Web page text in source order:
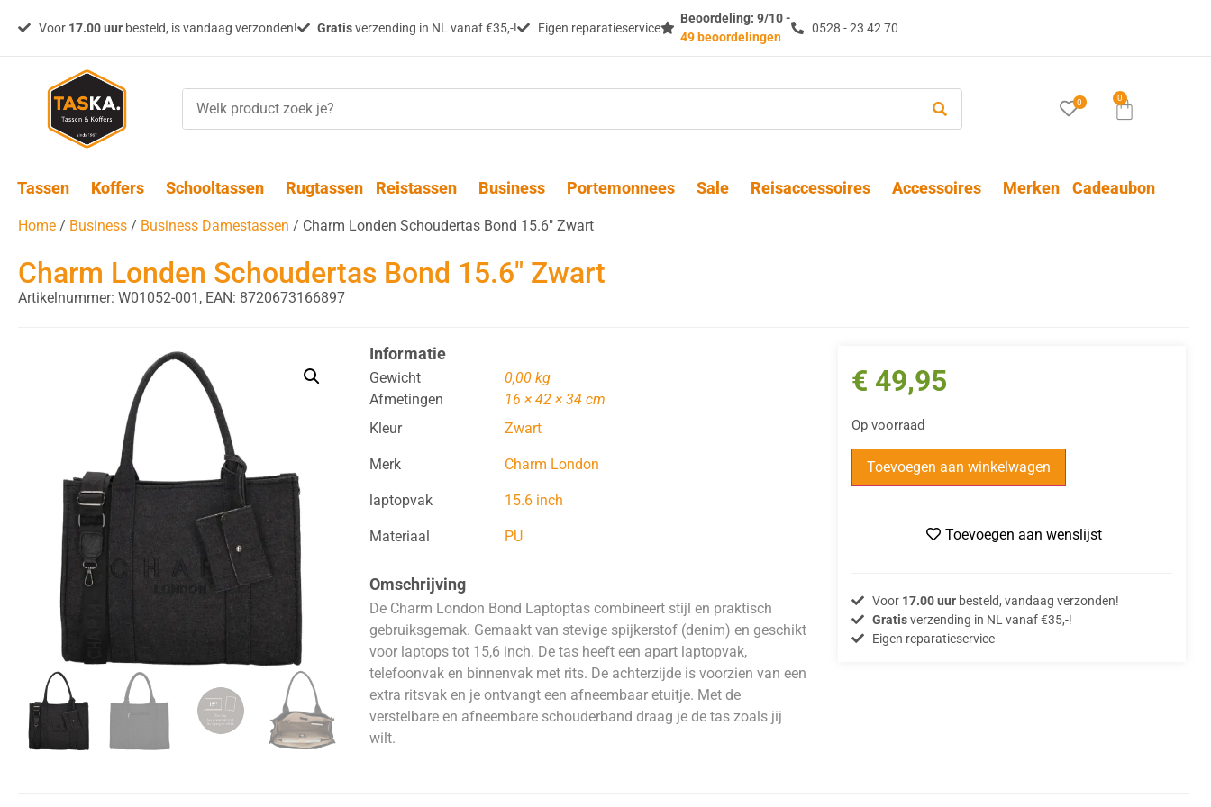
Voor 17.00 uurbesteld, is vandaag verzonden! Gratisverzending in NL vanaf €35,-! Eigen reparatieservice
Beoordeling: 9/10 -
49 beoordelingen
0528 - 23 42 70
0 0
Tassen Koffers Schooltassen Rugtassen Reistassen Business Portemonnees Sale Reisaccessoires Accessoires Merken Cadeaubon
Home / Business / Business Damestassen / Charm Londen Schoudertas Bond 15.6″ Zwart
Charm Londen Schoudertas Bond 15.6″ Zwart
Artikelnummer: W01052-001, EAN: 8720673166897
Informatie
Gewicht
0,00 kg
Afmetingen
16 × 42 × 34 cm
Kleur
Zwart
Merk Charm London
laptopvak 15.6 inch
Materiaal PU
Omschrijving
De Charm London Bond Laptoptas combineert stijl en praktisch
gebruiksgemak. Gemaakt van stevige spijkerstof (denim) en geschikt
voor laptops tot 15,6 inch. De tas heeft een apart laptopvak,
telefoonvak en binnenvak met rits. De achterzijde is voorzien van een
extra ritsvak en je ontvangt een afneembaar etuitje. Met de
verstelbare en afneembare schouderband draag je de tas zoals jij
wilt.
€ 49,95
Op voorraad
Toevoegen aan winkelwagen
Toevoegen aan wenslijst
Voor 17.00 uurbesteld, vandaag verzonden!
Gratisverzending in NL vanaf €35,-!
Eigen reparatieservice